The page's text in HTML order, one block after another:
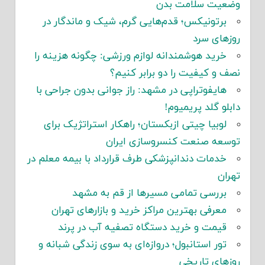
وضعیت سلامت بدن
برتونیکس؛ قدم‌هایی گرم، شیک و ماندگار در
روزهای سرد
خرید هوشمندانه لوازم ورزشی: چگونه هزینه را
نصف و کیفیت را دو برابر کنیم؟
هایفوتراپی در مشهد: راز جوانی بدون جراحی با
دابلو گلد پریمیوم!
لوبیا چیتی ازبکستان؛ راهکار استراتژیک برای
توسعه صنعت کنسروسازی ایران
خدمات دندانپزشکی طرف قرارداد با بیمه معلم در
تهران
بررسی تمامی مسیرها از قم به مشهد
معرفی بهترین مراکز خرید و بازارهای تهران
قیمت و خرید دستگاه تصفیه آب در پرند
تور استانبول؛ دروازه‌ای به سوی زندگی شبانه و